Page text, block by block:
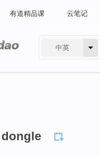
有道精品课 云笔记
中英